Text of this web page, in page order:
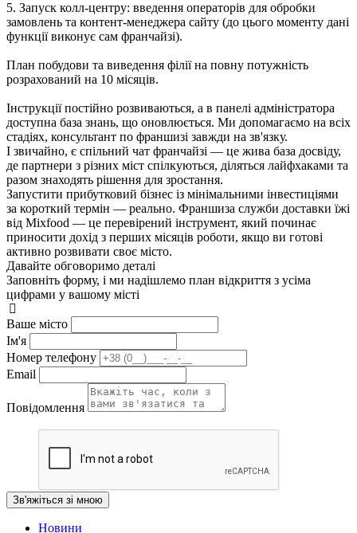
5. Запуск колл-центру: введення операторів для обробки
замовлень та контент-менеджера сайту (до цього моменту дані
функції виконує сам франчайзі).
План побудови та виведення філії на повну потужність
розрахований на 10 місяців.
Інструкції постійно розвиваються, а в панелі адміністратора
доступна база знань, що оновлюється. Ми допомагаємо на всіх
стадіях, консультант по франшизі завжди на зв'язку.
І звичайно, є спільний чат франчайзі — це жива база досвіду,
де партнери з різних міст спілкуються, діляться лайфхаками та
разом знаходять рішення для зростання.
Запустити прибутковий бізнес із мінімальними інвестиціями
за короткий термін — реально. Франшиза служби доставки їжі
від Mixfood — це перевірений інструмент, який починає
приносити дохід з перших місяців роботи, якщо ви готові
активно розвивати своє місто.
Давайте обговоримо деталі
Заповніть форму, і ми надішлемо план відкриття з усіма
цифрами у вашому місті
Ваше місто
Iм'я
Номер телефону
Email
Повідомлення
Зв'яжіться зі мною
Новини